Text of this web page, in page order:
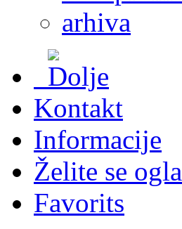
arhiva
Kontakt
Informacije
Želite se
Favorits